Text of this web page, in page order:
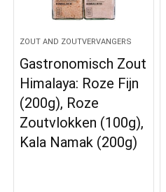
ZOUT AND ZOUTVERVANGERS
Gastronomisch Zout
Himalaya: Roze Fijn
(200g), Roze
Zoutvlokken (100g),
Kala Namak (200g)